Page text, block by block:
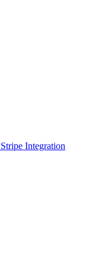
Stripe Integration